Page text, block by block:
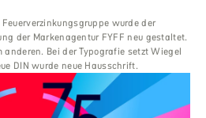
wurde der
der Markenagentur FYFF neu gestaltet.
Bei der Typografie setzt Wiegel
DIN wurde neue Hausschrift.